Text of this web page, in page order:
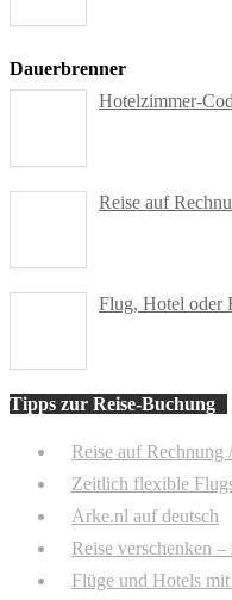
Dauerbrenner
Hotelzimmer-
Reise auf
Flug, Hotel oder
Tipps zur Reise-Buchung
Reise auf Rechnung
Zeitlich flexible
Arke.nl auf deutsch
Reise verschenken –
Flüge und Hotels